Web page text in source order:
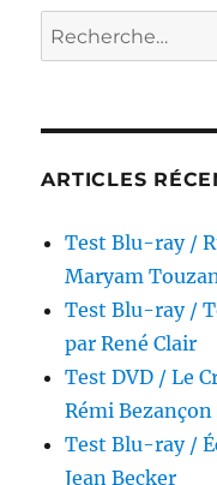
Recherche
pour :
ARTICLES
Test Blu-ray /
Maryam
Test Blu-ray /
par René Clair
Test DVD / Le
Rémi Bezançon
Test Blu-ray /
Jean Becker